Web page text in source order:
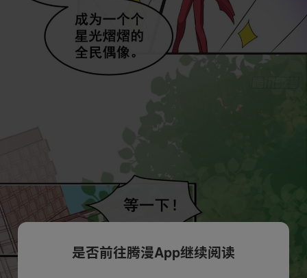
是否前往腾漫App继续阅读